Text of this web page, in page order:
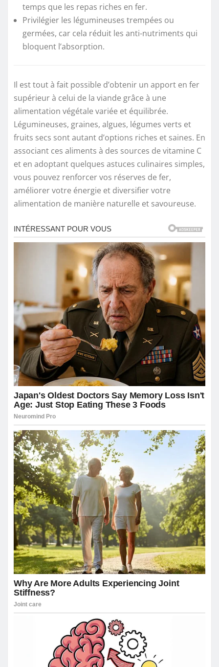
temps que les repas riches en fer.
Privilégier les légumineuses trempées ou
germées, car cela réduit les anti-nutriments qui
bloquent l’absorption.
Il est tout à fait possible d’obtenir un apport en fer
supérieur à celui de la viande grâce à une
alimentation végétale variée et équilibrée.
Légumineuses, graines, algues, légumes verts et
fruits secs sont autant d’options riches et saines. En
associant ces aliments à des sources de vitamine C
et en adoptant quelques astuces culinaires simples,
vous pouvez renforcer vos réserves de fer,
améliorer votre énergie et diversifier votre
alimentation de manière naturelle et savoureuse.